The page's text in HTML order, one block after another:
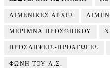
ΛΙΜΕΝΙΚΕΣ ΑΡΧΕΣ
ΜΕΡΙΜΝΑ ΠΡΟΣΩΠΙΚΟΥ
ΠΡΟΣΛΗΨΕΙΣ-ΠΡΟΑΓΩΓΕΣ
ΦΩΝΗ ΤΟΥ Λ.Σ.